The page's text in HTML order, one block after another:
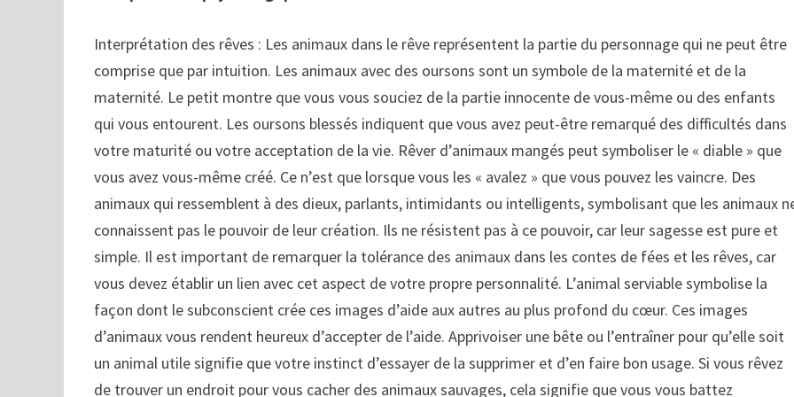
Interprétation des rêves : Les animaux dans le rêve représentent la partie du personnage qui ne peut être
comprise que par intuition. Les animaux avec des oursons sont un symbole de la maternité et de la
maternité. Le petit montre que vous vous souciez de la partie innocente de vous-même ou des enfants
qui vous entourent. Les oursons blessés indiquent que vous avez peut-être remarqué des difficultés dans
votre maturité ou votre acceptation de la vie. Rêver d’animaux mangés peut symboliser le « diable » que
vous avez vous-même créé. Ce n’est que lorsque vous les « avalez » que vous pouvez les vaincre. Des
animaux qui ressemblent à des dieux, parlants, intimidants ou intelligents, symbolisant que les animaux
connaissent pas le pouvoir de leur création. Ils ne résistent pas à ce pouvoir, car leur sagesse est pure et
simple. Il est important de remarquer la tolérance des animaux dans les contes de fées et les rêves, car
vous devez établir un lien avec cet aspect de votre propre personnalité. L’animal serviable symbolise la
façon dont le subconscient crée ces images d’aide aux autres au plus profond du cœur. Ces images
d’animaux vous rendent heureux d’accepter de l’aide. Apprivoiser une bête ou l’entraîner pour qu’elle soit
un animal utile signifie que votre instinct d’essayer de la supprimer et d’en faire bon usage. Si vous rêvez
de trouver un endroit pour vous cacher des animaux sauvages, cela signifie que vous vous battez